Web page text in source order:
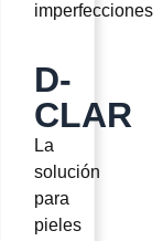
imperfecciones
D-
CLAR
La
solución
para
pieles